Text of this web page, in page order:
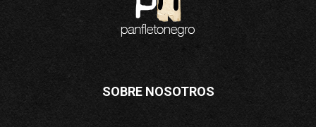
SOBRE NOSOTROS